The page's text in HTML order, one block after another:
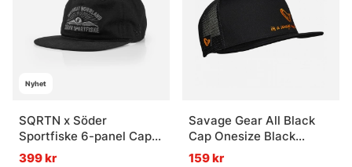
Nyhet
SQRTN x Söder
Sportfiske 6-panel Cap,
Black
399 kr
Savage Gear All Black
Cap Onesize Black
Caviar
159 kr